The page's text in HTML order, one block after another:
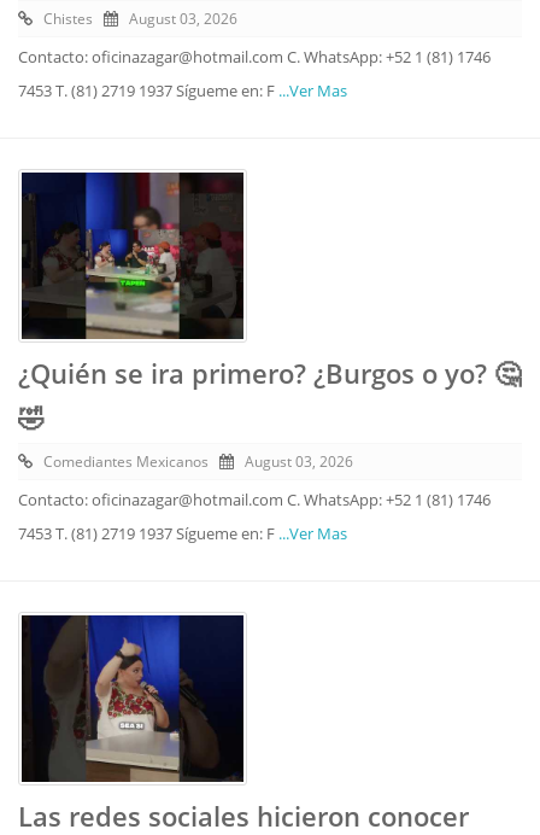
Chistes August 03, 2026
Contacto: oficinazagar@hotmail.com C. WhatsApp: +52 1 (81) 1746
7453 T. (81) 2719 1937 Sígueme en: F ...Ver Mas
¿Quién se ira primero? ¿Burgos o yo? 🤔
🤣
Comediantes Mexicanos August 03, 2026
Contacto: oficinazagar@hotmail.com C. WhatsApp: +52 1 (81) 1746
7453 T. (81) 2719 1937 Sígueme en: F ...Ver Mas
Las redes sociales hicieron conocer